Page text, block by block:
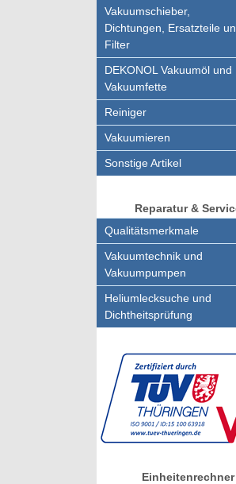
Vakuumschieber,
Dichtungen, Ersatzteile
Filter
DEKONOL Vakuumöl und
Vakuumfette
Reiniger
Vakuumieren
Sonstige Artikel
Reparatur &
Qualitätsmerkmale
Vakuumtechnik und
Vakuumpumpen
Heliumlecksuche und
Dichtheitsprüfung
Einheitenrechner